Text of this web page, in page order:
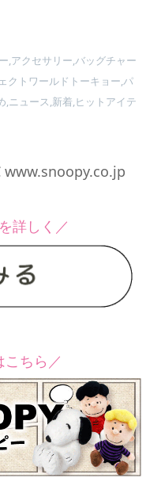
,アクセサリー,バッグチャー
クトワールドトーキョー,パ
,ニュース,新着,ヒットアイテ
www.snoopy.co.jp
詳しく／
こちら／